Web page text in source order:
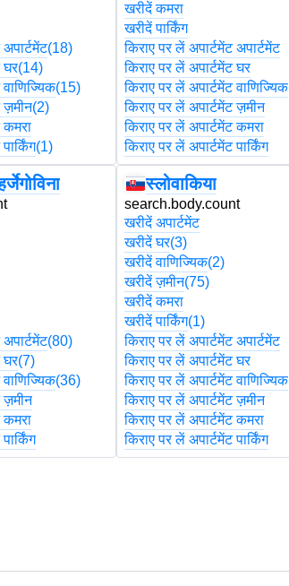
(18)
घर(14)
(15)
ज़मीन(2)
कमरा
(1)
(80)
घर(7)
(36)
ज़मीन
कमरा
खरीदें कमरा
खरीदें पार्किंग
किराए पर लें अपार्टमेंट अपार्टमेंट
किराए पर लें अपार्टमेंट घर
किराए पर लें अपार्टमेंट वाणिज्यिक
किराए पर लें अपार्टमेंट ज़मीन
किराए पर लें अपार्टमेंट कमरा
किराए पर लें अपार्टमेंट पार्किंग
स्लोवाकिया
search.body.count
खरीदें अपार्टमेंट
खरीदें घर(3)
खरीदें वाणिज्यिक(2)
खरीदें ज़मीन(75)
खरीदें कमरा
खरीदें पार्किंग(1)
किराए पर लें अपार्टमेंट अपार्टमेंट
किराए पर लें अपार्टमेंट घर
किराए पर लें अपार्टमेंट वाणिज्यिक
किराए पर लें अपार्टमेंट ज़मीन
किराए पर लें अपार्टमेंट कमरा
किराए पर लें अपार्टमेंट पार्किंग